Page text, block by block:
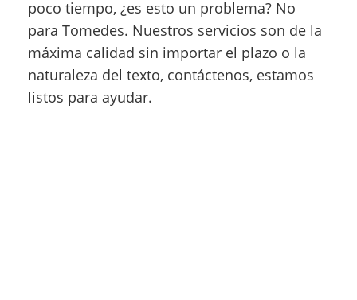
poco tiempo, ¿es esto un problema? No
para Tomedes. Nuestros servicios son de la
máxima calidad sin importar el plazo o la
naturaleza del texto, contáctenos, estamos
listos para ayudar.